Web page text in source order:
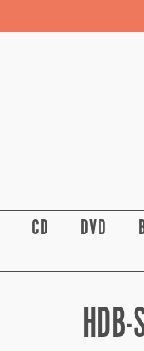
CD DVD